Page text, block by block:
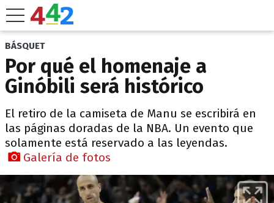
BÁSQUET
Por qué el homenaje a
Ginóbili será histórico
El retiro de la camiseta de Manu se escribirá en
las páginas doradas de la NBA. Un evento que
solamente está reservado a las leyendas.
Galería de fotos